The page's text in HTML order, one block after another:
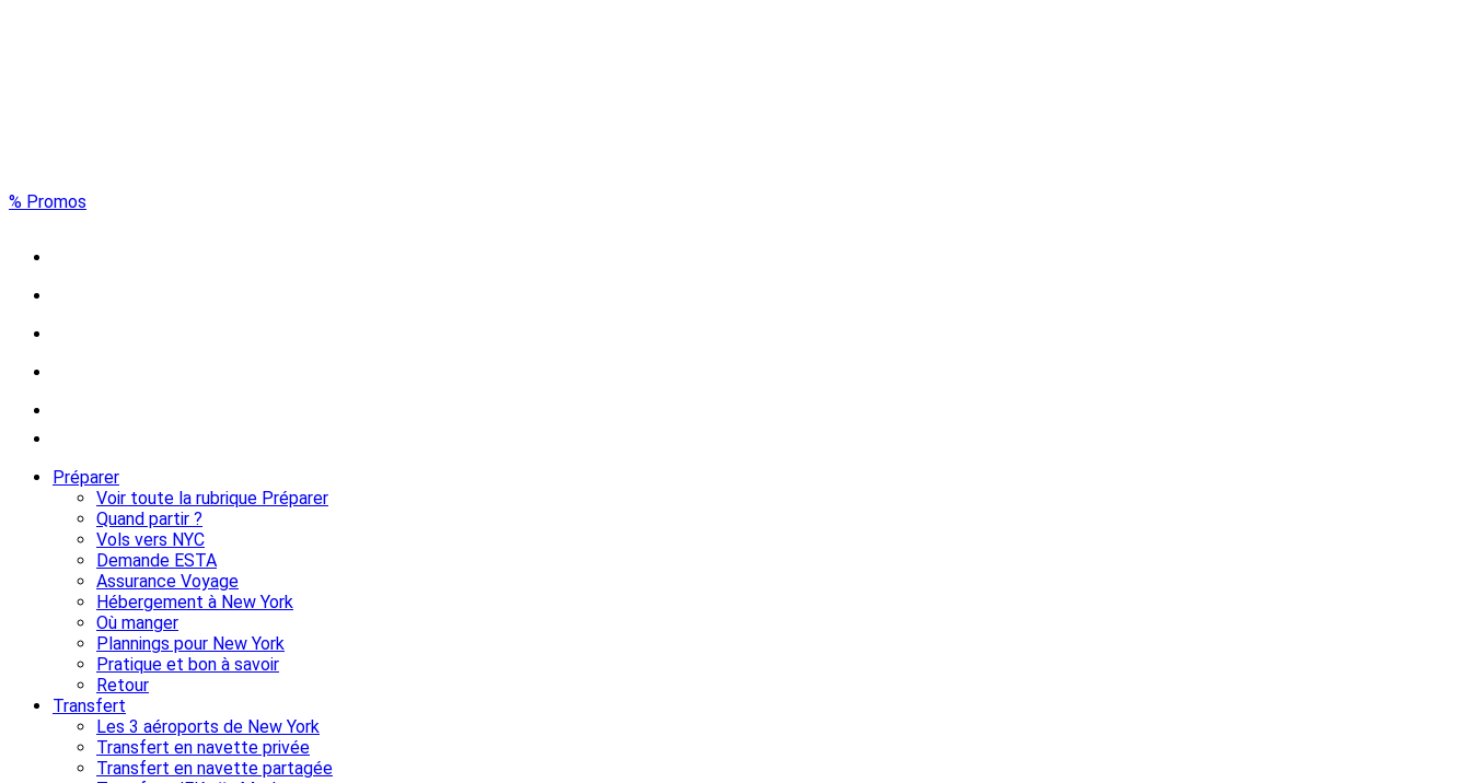
% Promos
Préparer
Voir toute la rubrique Préparer
Quand partir ?
Vols vers NYC
Demande ESTA
Assurance Voyage
Hébergement à New York
Où manger
Plannings pour New York
Pratique et bon à savoir
Retour
Transfert
Les 3 aéroports de New York
Transfert en navette privée
Transfert en navette partagée